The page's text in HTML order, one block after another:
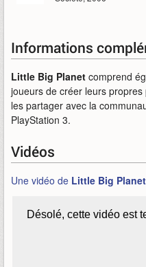
Informations
Little Big Planet comprend
joueurs de créer leurs
les partager avec la
PlayStation 3.
Vidéos
Une vidéo de Little Big Planet